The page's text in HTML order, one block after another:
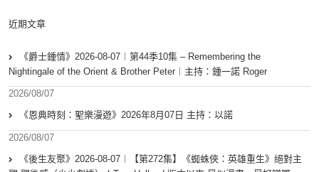
近期文章
《爵士鍾情》2026-08-07︱第44季10集 – Remembering the
Nightingale of the Orient & Brother Peter︱主持：鍾一諾 Roger
2026/08/07
《恩典時刻：聖樂漫遊》2026年8月07日 主持：以諾
2026/08/07
《後生友聚》2026-08-07︱【第272集】《蜘蛛俠：英雄重生》絕對主